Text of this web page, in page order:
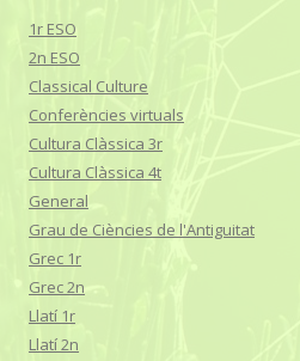
1r ESO
2n ESO
Classical Culture
Conferències virtuals
Cultura Clàssica 3r
Cultura Clàssica 4t
General
Grau de Ciències de l'Antiguitat
Grec 1r
Grec 2n
Llatí 1r
Llatí 2n